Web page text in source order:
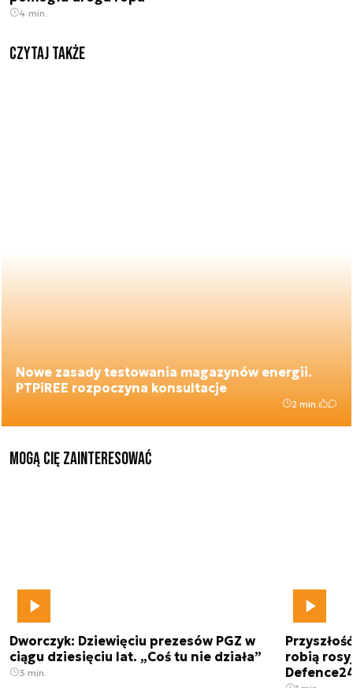
4 min.
Czytaj także
Nowe zasady testowania magazynów energii.
PTPiREE rozpoczyna konsultacje
2 min.
Mogą Cię zainteresować
Dworczyk: Dziewięciu prezesów PGZ w
ciągu dziesięciu lat. „Coś tu nie działa”
3 min.
robią